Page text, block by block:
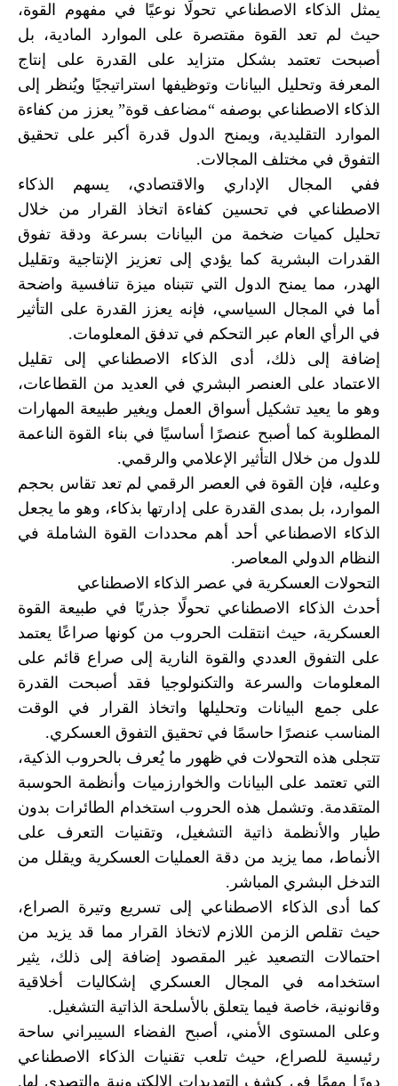
يمثل الذكاء الاصطناعي تحولًا نوعيًا في مفهوم القوة،
حيث لم تعد القوة مقتصرة على الموارد المادية، بل
أصبحت تعتمد بشكل متزايد على القدرة على إنتاج
المعرفة وتحليل البيانات وتوظيفها استراتيجيًا ويُنظر إلى
الذكاء الاصطناعي بوصفه “مضاعف قوة” يعزز من كفاءة
الموارد التقليدية، ويمنح الدول قدرة أكبر على تحقيق
التفوق في مختلف المجالات.
ففي المجال الإداري والاقتصادي، يسهم الذكاء
الاصطناعي في تحسين كفاءة اتخاذ القرار من خلال
تحليل كميات ضخمة من البيانات بسرعة ودقة تفوق
القدرات البشرية كما يؤدي إلى تعزيز الإنتاجية وتقليل
الهدر، مما يمنح الدول التي تتبناه ميزة تنافسية واضحة
أما في المجال السياسي، فإنه يعزز القدرة على التأثير
في الرأي العام عبر التحكم في تدفق المعلومات.
إضافة إلى ذلك، أدى الذكاء الاصطناعي إلى تقليل
الاعتماد على العنصر البشري في العديد من القطاعات،
وهو ما يعيد تشكيل أسواق العمل ويغير طبيعة المهارات
المطلوبة كما أصبح عنصرًا أساسيًا في بناء القوة الناعمة
للدول من خلال التأثير الإعلامي والرقمي.
وعليه، فإن القوة في العصر الرقمي لم تعد تقاس بحجم
الموارد، بل بمدى القدرة على إدارتها بذكاء، وهو ما يجعل
الذكاء الاصطناعي أحد أهم محددات القوة الشاملة في
النظام الدولي المعاصر.
التحولات العسكرية في عصر الذكاء الاصطناعي
أحدث الذكاء الاصطناعي تحولًا جذريًا في طبيعة القوة
العسكرية، حيث انتقلت الحروب من كونها صراعًا يعتمد
على التفوق العددي والقوة النارية إلى صراع قائم على
المعلومات والسرعة والتكنولوجيا فقد أصبحت القدرة
على جمع البيانات وتحليلها واتخاذ القرار في الوقت
المناسب عنصرًا حاسمًا في تحقيق التفوق العسكري.
تتجلى هذه التحولات في ظهور ما يُعرف بالحروب الذكية،
التي تعتمد على البيانات والخوارزميات وأنظمة الحوسبة
المتقدمة. وتشمل هذه الحروب استخدام الطائرات بدون
طيار والأنظمة ذاتية التشغيل، وتقنيات التعرف على
الأنماط، مما يزيد من دقة العمليات العسكرية ويقلل من
التدخل البشري المباشر.
كما أدى الذكاء الاصطناعي إلى تسريع وتيرة الصراع،
حيث تقلص الزمن اللازم لاتخاذ القرار مما قد يزيد من
احتمالات التصعيد غير المقصود إضافة إلى ذلك، يثير
استخدامه في المجال العسكري إشكاليات أخلاقية
وقانونية، خاصة فيما يتعلق بالأسلحة الذاتية التشغيل.
وعلى المستوى الأمني، أصبح الفضاء السيبراني ساحة
رئيسية للصراع، حيث تلعب تقنيات الذكاء الاصطناعي
دورًا مهمًا في كشف التهديدات الإلكترونية والتصدي لها.